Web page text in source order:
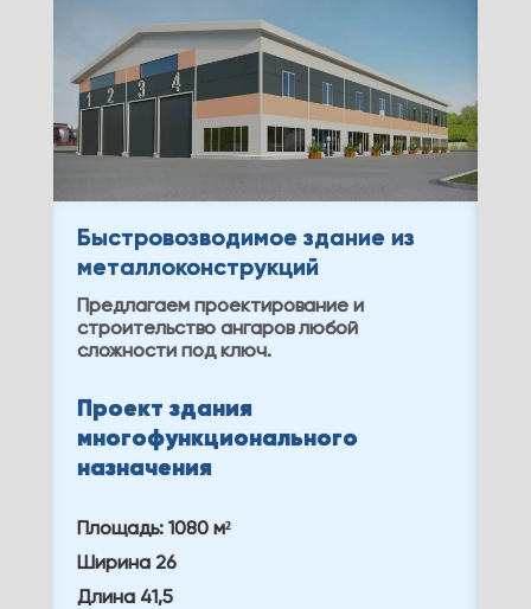
Быстровозводимое здание из
металлоконструкций
Предлагаем проектирование и
строительство ангаров любой
сложности под ключ.
Проект здания
многофункционального
назначения
Площадь: 1080 м²
Ширина 26
Длина 41,5